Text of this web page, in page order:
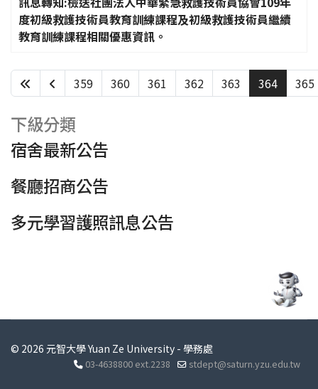
度初級救護技術員教育訓練課程及初級救護技術員繼續
教育訓練課程相關優惠資訊。
第 364 頁，共 438 頁
359 360 361 362 363 364 365
下級分類
宿舍最新公告
餐廳招商公告
多元學習護照訊息公告
© 2026 元智大學 Yuan Ze University - 學務處
03-4638800 ext.2238 stdept@saturn.yzu.edu.tw